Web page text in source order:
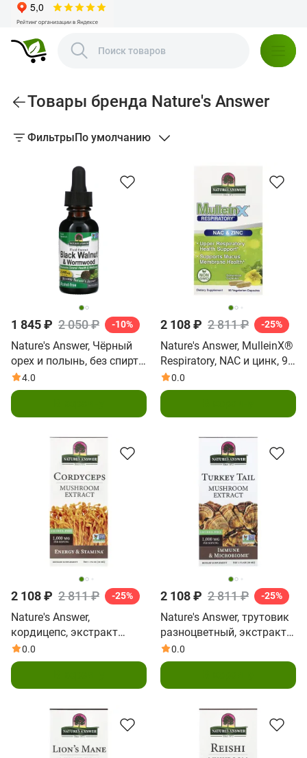
Товары бренда Nature's Answer
ФильтрыПо умолчанию
1 845 ₽ 2 050 ₽ -10%
Nature's Answer, Чёрный
орех и полынь, без спирта,
2,000 мг, 30 мл 91 fl oz)
4.0
2 108 ₽ 2 811 ₽ -25%
Nature's Answer, MulleinX®
Respiratory, NAC и цинк, 90
вегетарианских капсул
0.0
2 108 ₽ 2 811 ₽ -25%
Nature's Answer,
кордицепс, экстракт
грибов, без спирта, 30 мл
(1 жидк. унция)
0.0
2 108 ₽ 2 811 ₽ -25%
Nature's Answer, трутовик
разноцветный, экстракт
грибов, без спирта, 30 мл
(1 жидк. унция)
0.0